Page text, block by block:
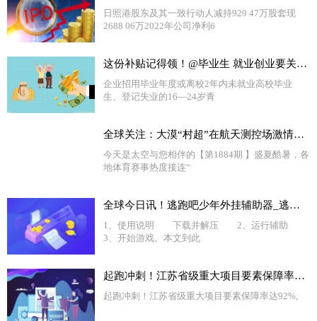
日照港股东及其一致行动人减持929 47万股套现
2688 06万2022年公司净利6
这份补贴记得领！@毕业生 就业创业要关注这些政策→ 环球新视野
企业招用毕业年度或离校2年内未就业高校毕业
生、登记失业的16—24岁青
全球关注：大漠“村超”在航天测控场激情开赛
今天是太空与您相伴的【第1884期 】盛夏酷暑，各
地体育赛事热度接连“
全球今日讯！逃跑吧少年外挂辅助器_逃跑少年外挂教学
1、使用说明 下载并解压 2、运行辅助
3、开始游戏。本文到此
起跑冲刺！江苏省级重大项目要素保障率达92%-全球热资讯
起跑冲刺！江苏省级重大项目要素保障率达92%,